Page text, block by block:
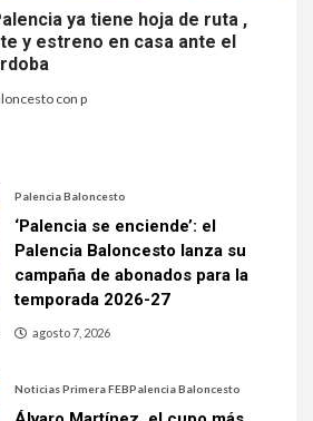
ya tiene hoja de ruta ,
y estreno en casa ante el
con p
Palencia Baloncesto
‘Palencia se enciende’: el
Palencia Baloncesto lanza su
campaña de abonados para la
temporada 2026-27
agosto 7, 2026
Noticias Primera FEBPalencia Baloncesto